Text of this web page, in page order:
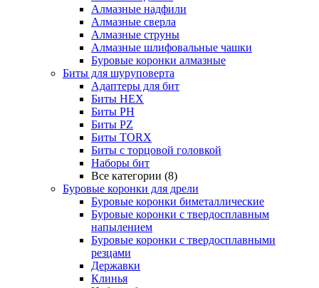
Алмазные надфили
Алмазные сверла
Алмазные струны
Алмазные шлифовальные чашки
Буровые коронки алмазные
Биты для шуруповерта
Адаптеры для бит
Биты HEX
Биты PH
Биты PZ
Биты TORX
Биты с торцовой головкой
Наборы бит
Все категории (8)
Буровые коронки для дрели
Буровые коронки биметаллические
Буровые коронки с твердосплавным
напылением
Буровые коронки с твердосплавными
резцами
Державки
Клинья